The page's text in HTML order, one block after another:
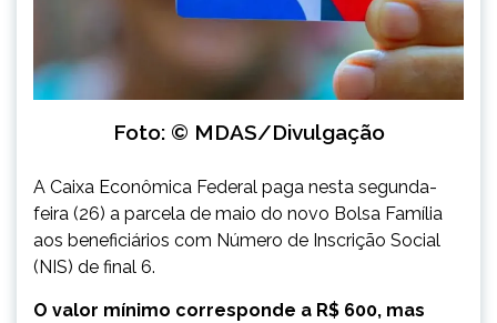
Foto: © MDAS/Divulgação
A Caixa Econômica Federal paga nesta segunda-
feira (26) a parcela de maio do novo Bolsa Família
aos beneficiários com Número de Inscrição Social
(NIS) de final 6.
O valor mínimo corresponde a R$ 600, mas